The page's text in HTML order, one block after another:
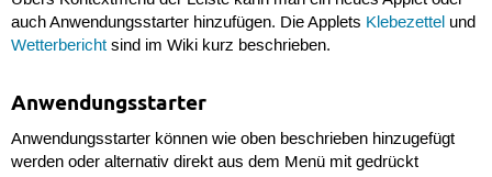
auch Anwendungsstarter hinzufügen. Die Applets Klebezettelund
Wetterberichtsind im Wiki kurz beschrieben.
Anwendungsstarter
Anwendungsstarter können wie oben beschrieben hinzugefügt
werden oder alternativ direkt aus dem Menü mit gedrückt